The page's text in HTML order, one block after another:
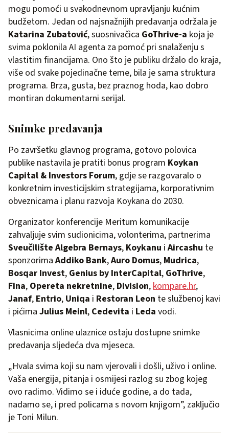
mogu pomoći u svakodnevnom upravljanju kućnim
budžetom. Jedan od najsnažnijih predavanja održala je
Katarina Zubatović, suosnivačica GoThrive-a koja je
svima poklonila AI agenta za pomoć pri snalaženju s
vlastitim financijama. Ono što je publiku držalo do kraja,
više od svake pojedinačne teme, bila je sama struktura
programa. Brza, gusta, bez praznog hoda, kao dobro
montiran dokumentarni serijal.
Snimke predavanja
Po završetku glavnog programa, gotovo polovica
publike nastavila je pratiti bonus program Koykan
Capital & Investors Forum, gdje se razgovaralo o
konkretnim investicijskim strategijama, korporativnim
obveznicama i planu razvoja Koykana do 2030.
Organizator konferencije Meritum komunikacije
zahvaljuje svim sudionicima, volonterima, partnerima
Sveučilište Algebra Bernays, Koykanu iAircashu te
sponzorimaAddiko Bank,Auro Domus, Mudrica,
Bosqar Invest, Genius by InterCapital, GoThrive,
Fina, Opereta nekretnine, Division,kompare.hr,
Janaf, Entrio, Uniqa i Restoran Leon te službenoj kavi
i pićima Julius Meinl, Cedevita i Leda vodi.
Vlasnicima online ulaznice ostaju dostupne snimke
predavanja sljedeća dva mjeseca.
„Hvala svima koji su nam vjerovali i došli, uživo i online.
Vaša energija, pitanja i osmijesi razlog su zbog kojeg
ovo radimo. Vidimo se i iduće godine, a do tada,
nadamo se, i pred policama s novom knjigom”, zaključio
je Toni Milun.